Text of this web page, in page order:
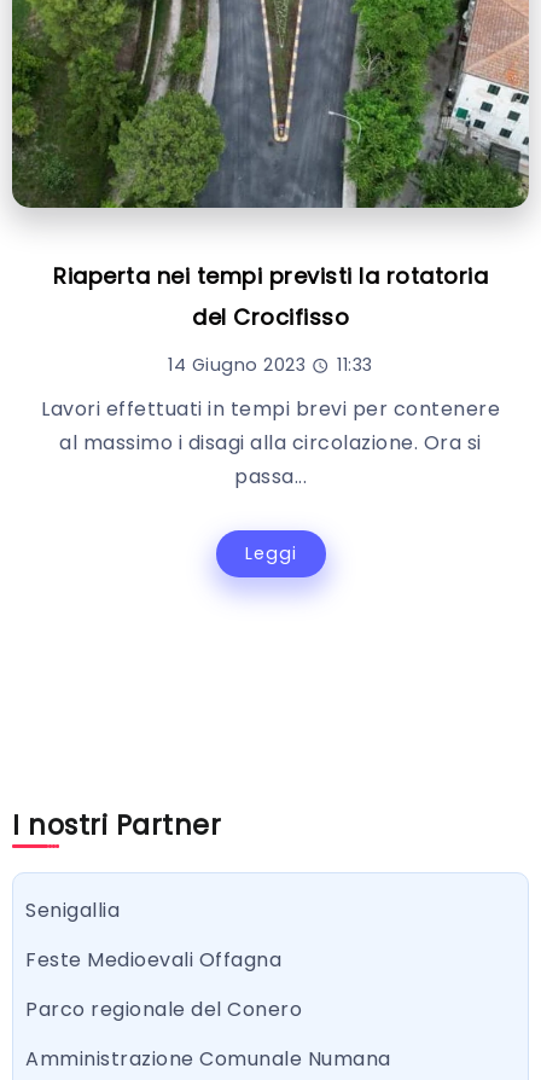
Riaperta nei tempi previsti la rotatoria
del Crocifisso
14 Giugno 2023 11:33
Lavori effettuati in tempi brevi per contenere
al massimo i disagi alla circolazione. Ora si
passa...
Leggi
I nostri Partner
Senigallia
Feste Medioevali Offagna
Parco regionale del Conero
Amministrazione Comunale Numana